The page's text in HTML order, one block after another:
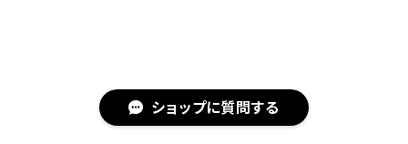
ショップに質問する